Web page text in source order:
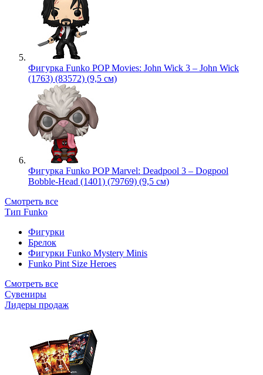
Фигурка Funko POP Movies: John Wick 3 – John Wick
(1763) (83572) (9,5 см)
Фигурка Funko POP Marvel: Deadpool 3 – Dogpool
Bobble-Head (1401) (79769) (9,5 см)
Смотреть все
Тип Funko
Фигурки
Брелок
Фигурки Funko Mystery Minis
Funko Pint Size Heroes
Смотреть все
Сувениры
Лидеры продаж